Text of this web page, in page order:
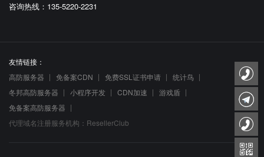
咨询热线：135-5220-2231
友情链接：
高防服务器
免备案CDN 免费SSL证书申请
统计鸟
冬邦高防服务器
小程序开发 CDN加速
游戏盾
免备案高防服务器
代理域名注册服务机构：ResellerClub